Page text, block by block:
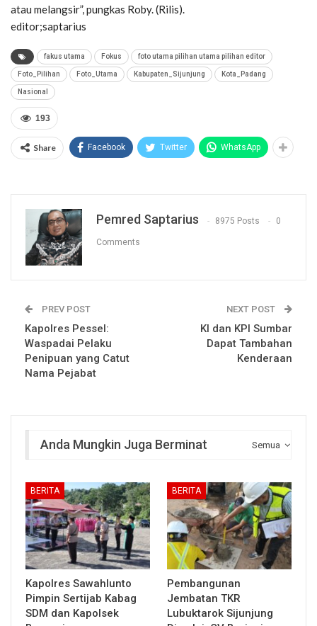
atau melangsir”, pungkas Roby. (Rilis).
editor;saptarius
fakus utama Fokus foto utama pilihan utama pilihan editor
Foto_Pilihan Foto_Utama Kabupaten_Sijunjung Kota_Padang
Nasional
193
Share Facebook Twitter WhatsApp
Pemred Saptarius 8975 Posts 0
Comments
PREV POST
Kapolres Pessel:
Waspadai Pelaku
Penipuan yang Catut
Nama Pejabat
NEXT POST
KI dan KPI Sumbar
Dapat Tambahan
Kenderaan
Semua
Anda Mungkin Juga Berminat
BERITA
Kapolres Sawahlunto
Pimpin Sertijab Kabag
SDM dan Kapolsek
BERITA
Pembangunan
Jembatan TKR
Lubuktarok Sijunjung